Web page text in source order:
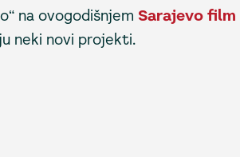
na ovogodišnjem Sarajevo film
neki novi projekti.